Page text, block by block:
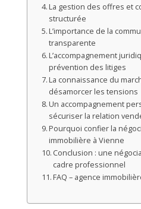
La gestion des offres et
structurée
L’importance de la
transparente
L’accompagnement
prévention des litiges
La connaissance du
désamorcer les tensions
Un accompagnement
sécuriser la relation
Pourquoi confier la
immobilière à Vienne
Conclusion : une
cadre professionnel
FAQ – agence